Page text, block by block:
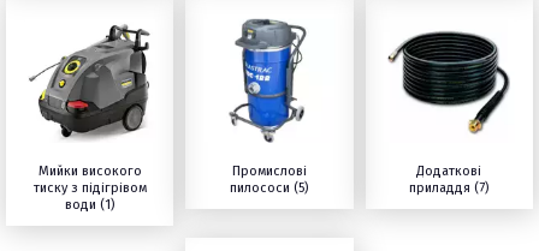
Мийки високого
тиску з підігрівом
води (1)
Промислові
пилососи (5)
Додаткові
приладдя (7)